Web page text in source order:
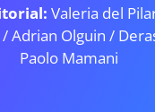
Valeria del
/Adrian Olguin /
Paolo Mamani